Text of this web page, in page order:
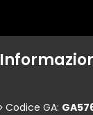
Codice GA: